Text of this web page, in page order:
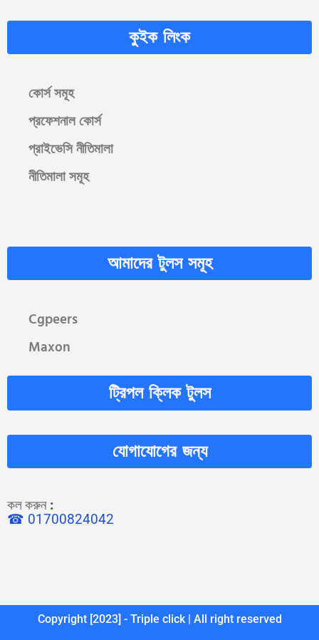
কুইক লিংক
কোর্স সমূহ
প্রফেশনাল কোর্স
প্রাইভেসি নীতিমালা
নীতিমালা সমূহ
আমাদের টুলস সমূহ
Cgpeers
Maxon
ট্রিপল ক্লিক টুলস
যোগাযোগের জন্য
কল করুন:
☎ 01700824042
Copyright [2023] - Triple click | All right reserved